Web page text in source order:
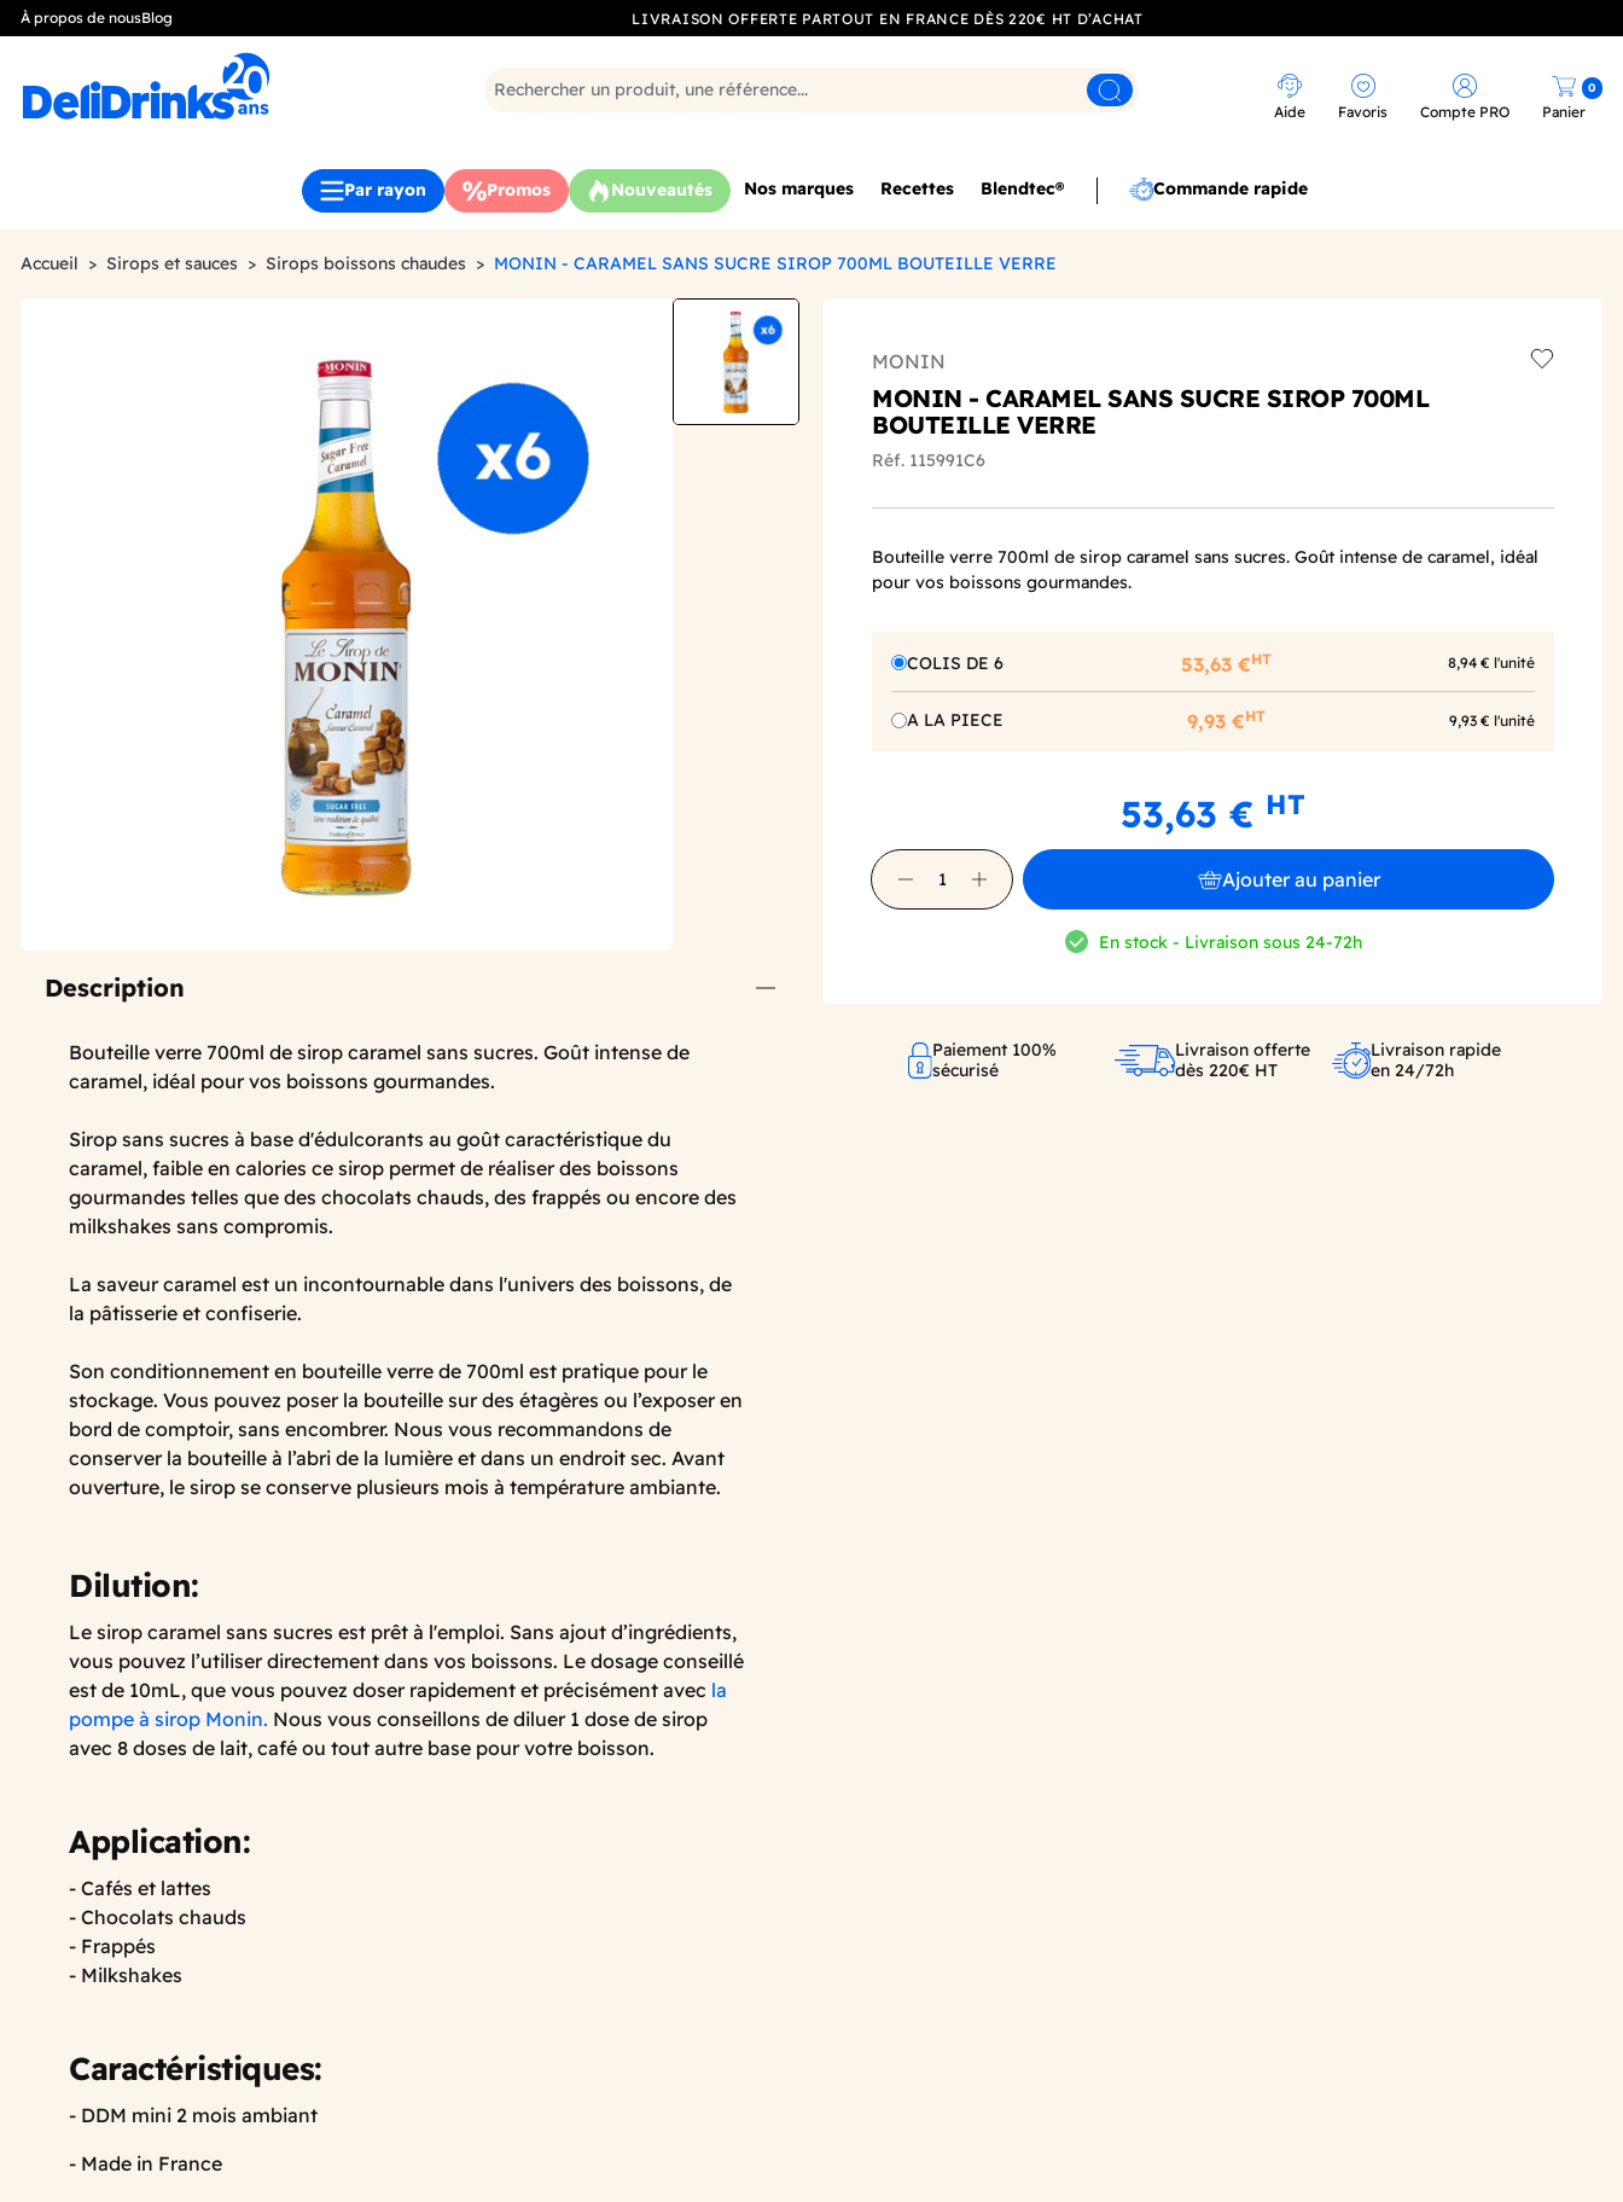
À propos de nousBlog LIVRAISON OFFERTE PARTOUT EN FRANCE DÈS 220€ HT D’ACHAT
Rechercher
Aide Favoris Compte PRO Panier
0
Par rayon Promos Nouveautés Nos marques Recettes Blendtec® Commande rapide
Accueil Sirops et sauces Sirops boissons chaudes MONIN - CARAMEL SANS SUCRE SIROP 700ML BOUTEILLE VERRE
Description
Bouteille verre 700ml de sirop caramel sans sucres. Goût intense de
caramel, idéal pour vos boissons gourmandes.
Sirop sans sucres à base d'édulcorants au goût caractéristique du
caramel, faible en calories ce sirop permet de réaliser des boissons
gourmandes telles que des chocolats chauds, des frappés ou encore des
milkshakes sans compromis.
La saveur caramel est un incontournable dans l'univers des boissons, de
la pâtisserie et confiserie.
Son conditionnement en bouteille verre de 700ml est pratique pour le
stockage. Vous pouvez poser la bouteille sur des étagères ou l’exposer en
bord de comptoir, sans encombrer. Nous vous recommandons de
conserver la bouteille à l’abri de la lumière et dans un endroit sec. Avant
ouverture, le sirop se conserve plusieurs mois à température ambiante.
Dilution:
Le sirop caramel sans sucres est prêt à l'emploi. Sans ajout d’ingrédients,
vous pouvez l’utiliser directement dans vos boissons. Le dosage conseillé
est de 10mL, que vous pouvez doser rapidement et précisément avec la
pompe à sirop Monin. Nous vous conseillons de diluer 1 dose de sirop
avec 8 doses de lait, café ou tout autre base pour votre boisson.
Application:
- Cafés et lattes
- Chocolats chauds
- Frappés
- Milkshakes
Caractéristiques:
- DDM mini 2 mois ambiant
- Made in France
MONIN
MONIN - CARAMEL SANS SUCRE SIROP 700ML
BOUTEILLE VERRE
Réf. 115991C6
Bouteille verre 700ml de sirop caramel sans sucres. Goût intense de caramel, idéal
pour vos boissons gourmandes.
COLIS DE 6 53,63 €HT 8,94 € l'unité
A LA PIECE 9,93 €HT 9,93 € l'unité
53,63 € HT
Ajouter au panier
En stock - Livraison sous 24-72h
Paiement 100%
sécurisé
Livraison offerte
dès 220€ HT
Livraison rapide
en 24/72h